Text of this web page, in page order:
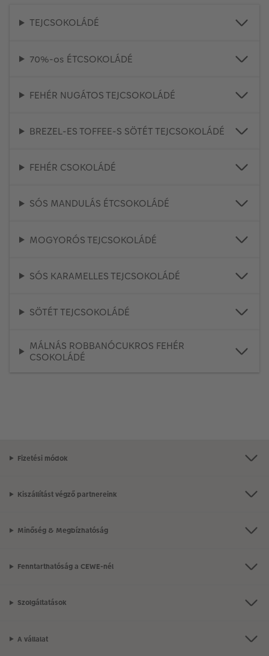
TEJCSOKOLÁDÉ
70%-os ÉTCSOKOLÁDÉ
FEHÉR NUGÁTOS TEJCSOKOLÁDÉ
BREZEL-ES TOFFEE-S SÖTÉT TEJCSOKOLÁDÉ
FEHÉR CSOKOLÁDÉ
SÓS MANDULÁS ÉTCSOKOLÁDÉ
MOGYORÓS TEJCSOKOLÁDÉ
SÓS KARAMELLES TEJCSOKOLÁDÉ
SÖTÉT TEJCSOKOLÁDÉ
MÁLNÁS ROBBANÓCUKROS FEHÉR
CSOKOLÁDÉ
Fizetési módok
Kiszállítást végző partnereink
Minőség & Megbízhatóság
Fenntarthatóság a CEWE-nél
Szolgáltatások
A vállalat